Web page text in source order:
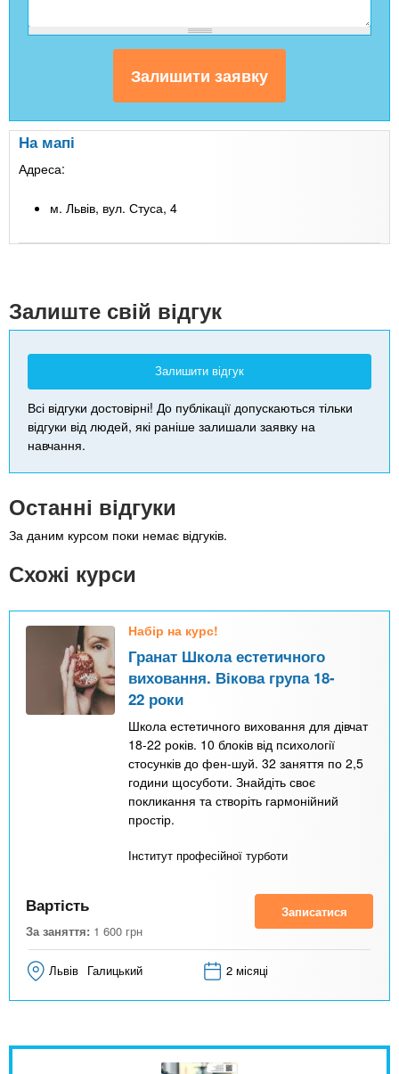
На мапі
Адреса:
м. Львів, вул. Стуса, 4
Залиште свій відгук
Залишити відгук
Всі відгуки достовірні! До публікації допускаються тільки
відгуки від людей, які раніше залишали заявку на
навчання.
Останні відгуки
За даним курсом поки немає відгуків.
Схожі курси
Набір на курс!
Гранат Школа естетичного
виховання. Вікова група 18-
22 роки
Школа естетичного виховання для дівчат
18-22 років. 10 блоків від психології
стосунків до фен-шуй. 32 заняття по 2,5
години щосуботи. Знайдіть своє
покликання та створіть гармонійний
простір.
Інститут професійної турботи
Вартість
За заняття: 1 600 грн
Записатися
Львів Галицький 2 місяці